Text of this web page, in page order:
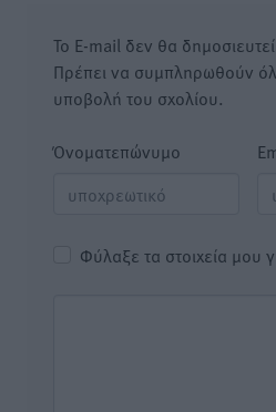
Το E-mail δεν θα
Πρέπει να συμπληρωθούν
υποβολή του σχολίου.
Όνοματεπώνυμο
Φύλαξε τα στοιχεία μου